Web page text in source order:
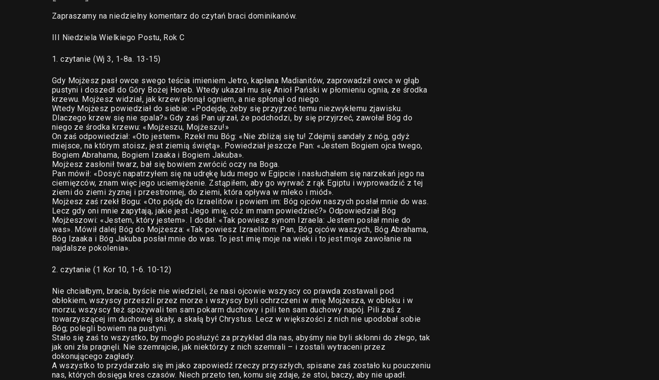
Zapraszamy na niedzielny komentarz do czytań braci dominikanów.
III Niedziela Wielkiego Postu, Rok C
1. czytanie (Wj 3, 1-8a. 13-15)
Gdy Mojżesz pasł owce swego teścia imieniem Jetro, kapłana Madianitów, zaprowadził owce w głąb
pustyni i doszedł do Góry Bożej Horeb. Wtedy ukazał mu się Anioł Pański w płomieniu ognia, ze środka
krzewu. Mojżesz widział, jak krzew płonął ogniem, a nie spłonął od niego.
Wtedy Mojżesz powiedział do siebie: «Podejdę, żeby się przyjrzeć temu niezwykłemu zjawisku.
Dlaczego krzew się nie spala?» Gdy zaś Pan ujrzał, że podchodzi, by się przyjrzeć, zawołał Bóg do
niego ze środka krzewu: «Mojżeszu, Mojżeszu!»
On zaś odpowiedział: «Oto jestem». Rzekł mu Bóg: «Nie zbliżaj się tu! Zdejmij sandały z nóg, gdyż
miejsce, na którym stoisz, jest ziemią świętą». Powiedział jeszcze Pan: «Jestem Bogiem ojca twego,
Bogiem Abrahama, Bogiem Izaaka i Bogiem Jakuba».
Mojżesz zasłonił twarz, bał się bowiem zwrócić oczy na Boga.
Pan mówił: «Dosyć napatrzyłem się na udrękę ludu mego w Egipcie i nasłuchałem się narzekań jego na
ciemięzców, znam więc jego uciemiężenie. Zstąpiłem, aby go wyrwać z rąk Egiptu i wyprowadzić z tej
ziemi do ziemi żyznej i przestronnej, do ziemi, która opływa w mleko i miód».
Mojżesz zaś rzekł Bogu: «Oto pójdę do Izraelitów i powiem im: Bóg ojców naszych posłał mnie do was.
Lecz gdy oni mnie zapytają, jakie jest Jego imię, cóż im mam powiedzieć?» Odpowiedział Bóg
Mojżeszowi: «Jestem, który jestem». I dodał: «Tak powiesz synom Izraela: Jestem posłał mnie do
was». Mówił dalej Bóg do Mojżesza: «Tak powiesz Izraelitom: Pan, Bóg ojców waszych, Bóg Abrahama,
Bóg Izaaka i Bóg Jakuba posłał mnie do was. To jest imię moje na wieki i to jest moje zawołanie na
najdalsze pokolenia».
2. czytanie (1 Kor 10, 1-6. 10-12)
Nie chciałbym, bracia, byście nie wiedzieli, że nasi ojcowie wszyscy co prawda zostawali pod
obłokiem, wszyscy przeszli przez morze i wszyscy byli ochrzczeni w imię Mojżesza, w obłoku i w
morzu; wszyscy też spożywali ten sam pokarm duchowy i pili ten sam duchowy napój. Pili zaś z
towarzyszącej im duchowej skały, a skałą był Chrystus. Lecz w większości z nich nie upodobał sobie
Bóg; polegli bowiem na pustyni.
Stało się zaś to wszystko, by mogło posłużyć za przykład dla nas, abyśmy nie byli skłonni do złego, tak
jak oni zła pragnęli. Nie szemrajcie, jak niektórzy z nich szemrali – i zostali wytraceni przez
dokonującego zagłady.
A wszystko to przydarzało się im jako zapowiedź rzeczy przyszłych, spisane zaś zostało ku pouczeniu
nas, których dosięga kres czasów. Niech przeto ten, komu się zdaje, że stoi, baczy, aby nie upadł.